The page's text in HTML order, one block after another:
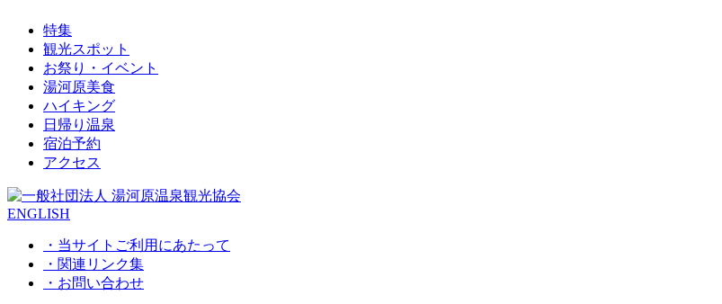
特集
観光スポット
お祭り・イベント
湯河原美食
ハイキング
日帰り温泉
宿泊予約
アクセス
ENGLISH
・当サイトご利用にあたって
・関連リンク集
・お問い合わせ